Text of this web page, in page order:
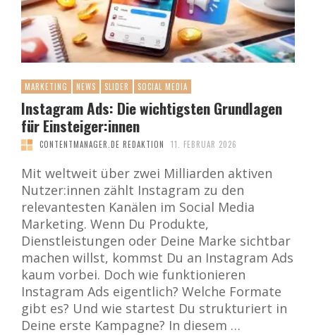
MARKETING NEWS SLIDER SOCIAL MEDIA
Instagram Ads: Die wichtigsten Grundlagen
für Einsteiger:innen
CONTENTMANAGER.DE REDAKTION 11. FEBRUAR 2026
Mit weltweit über zwei Milliarden aktiven
Nutzer:innen zählt Instagram zu den
relevantesten Kanälen im Social Media
Marketing. Wenn Du Produkte,
Dienstleistungen oder Deine Marke sichtbar
machen willst, kommst Du an Instagram Ads
kaum vorbei. Doch wie funktionieren
Instagram Ads eigentlich? Welche Formate
gibt es? Und wie startest Du strukturiert in
Deine erste Kampagne? In diesem …